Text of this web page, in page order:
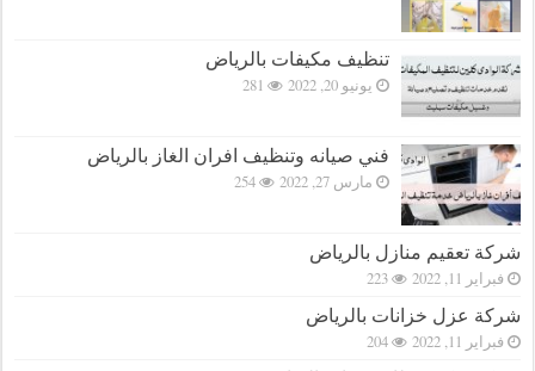
تنظيف مكيفات بالرياض
يونيو 20, 2022 281
فني صيانه وتنظيف افران الغاز بالرياض
مارس 27, 2022 254
شركة تعقيم منازل بالرياض
فبراير 11, 2022 223
شركة عزل خزانات بالرياض
فبراير 11, 2022 204